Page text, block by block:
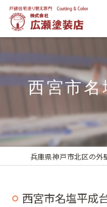
西宮市
西宮市名塩平